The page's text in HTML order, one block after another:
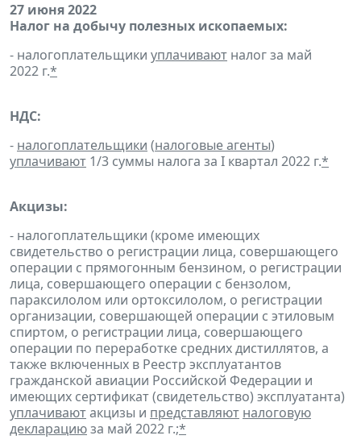
27 июня 2022
Налог на добычу полезных ископаемых:
- налогоплательщики уплачивают налог за май
2022 г.*
НДС:
- налогоплательщики (налоговые агенты)
уплачивают 1/3 суммы налога за I квартал 2022 г.*
Акцизы:
- налогоплательщики (кроме имеющих
свидетельство о регистрации лица, совершающего
операции с прямогонным бензином, о регистрации
лица, совершающего операции с бензолом,
параксилолом или ортоксилолом, о регистрации
организации, совершающей операции с этиловым
спиртом, о регистрации лица, совершающего
операции по переработке средних дистиллятов, а
также включенных в Реестр эксплуатантов
гражданской авиации Российской Федерации и
имеющих сертификат (свидетельство) эксплуатанта)
уплачиваютакцизы и представляют налоговую
декларациюза май 2022 г.;*